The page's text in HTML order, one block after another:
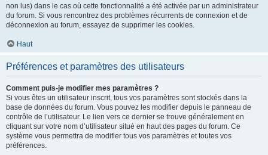
non lus) dans le cas où cette fonctionnalité a été activée par un administrateur
du forum. Si vous rencontrez des problèmes récurrents de connexion et de
déconnexion au forum, essayez de supprimer les cookies.
Haut
Préférences et paramètres des utilisateurs
Comment puis-je modifier mes paramètres ?
Si vous êtes un utilisateur inscrit, tous vos paramètres sont stockés dans la
base de données du forum. Vous pouvez les modifier depuis le panneau de
contrôle de l’utilisateur. Le lien vers ce dernier se trouve généralement en
cliquant sur votre nom d’utilisateur situé en haut des pages du forum. Ce
système vous permettra de modifier tous vos paramètres et toutes vos
préférences.